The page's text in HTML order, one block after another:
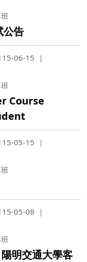
公告
06-15
Course
05-15
05-08
明交通大學客